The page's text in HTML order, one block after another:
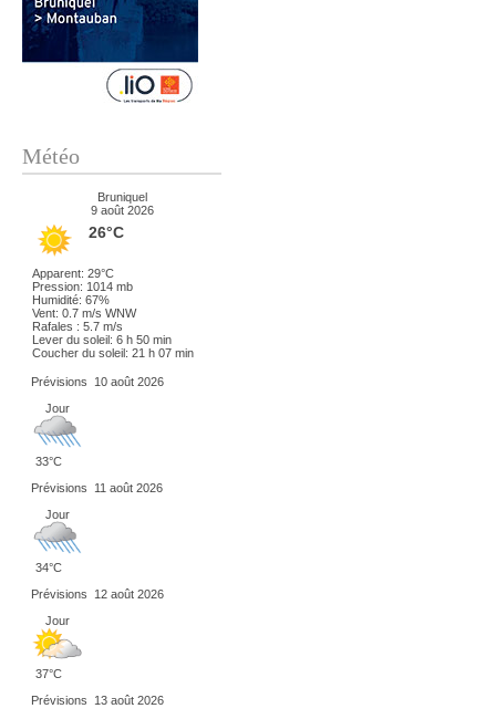
Météo
Bruniquel
9 août 2026
26°C
Apparent: 29°C
Pression: 1014 mb
Humidité: 67%
Vent: 0.7 m/s WNW
Rafales : 5.7 m/s
Lever du soleil: 6 h 50 min
Coucher du soleil: 21 h 07 min
Prévisions
10 août 2026
Jour
33°C
Prévisions
11 août 2026
Jour
34°C
Prévisions
12 août 2026
Jour
37°C
Prévisions
13 août 2026